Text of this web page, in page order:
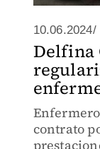
10.06.2024/
Delfina
contrato